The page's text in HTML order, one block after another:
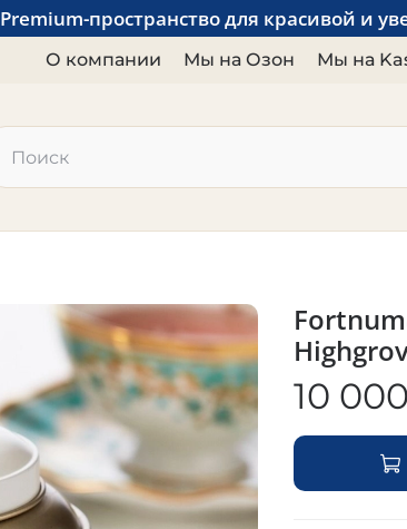
Premium-пространство для красивой и
О компании Мы на Озон Мы на
10